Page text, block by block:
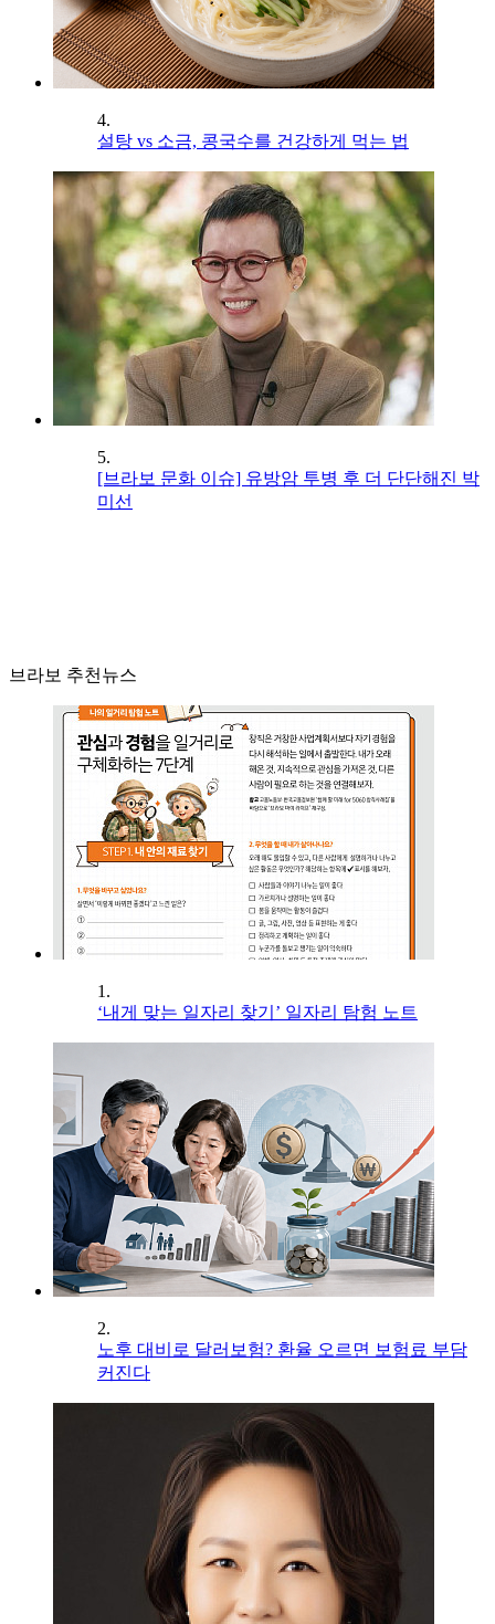
4.
설탕 vs 소금, 콩국수를 건강하게 먹는 법
5.
[브라보 문화 이슈] 유방암 투병 후 더 단단해진 박
미선
브라보 추천뉴스
1.
‘내게 맞는 일자리 찾기’ 일자리 탐험 노트
2.
노후 대비로 달러보험? 환율 오르면 보험료 부담
커진다